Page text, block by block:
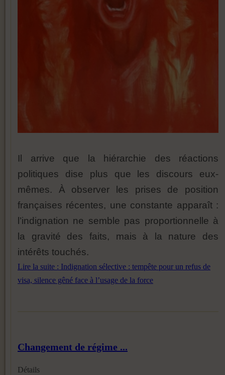
Il arrive que la hiérarchie des réactions
politiques dise plus que les discours eux-
mêmes. À observer les prises de position
françaises récentes, une constante apparaît :
l’indignation ne semble pas proportionnelle à
la gravité des faits, mais à la nature des
intérêts touchés.
Lire la suite : Indignation sélective : tempête pour un refus de
visa, silence gêné face à l’usage de la force
Changement de régime ...
Détails